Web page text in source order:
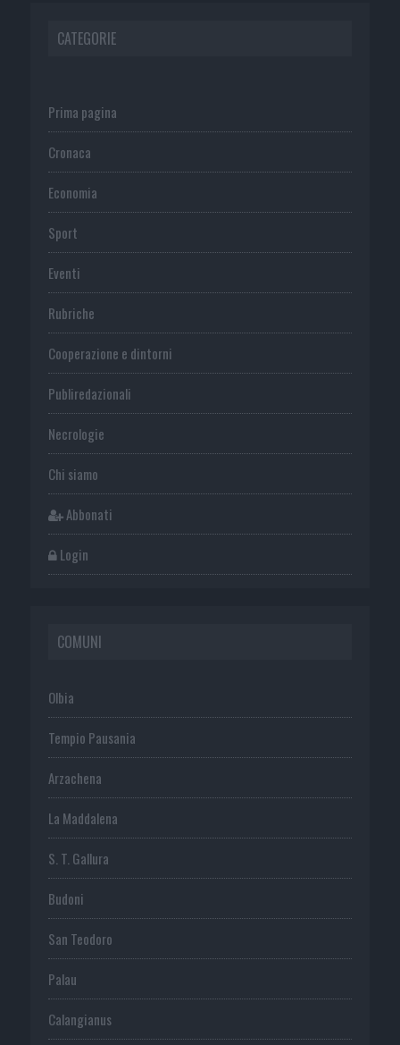
CATEGORIE
Prima pagina
Cronaca
Economia
Sport
Eventi
Rubriche
Cooperazione e dintorni
Publiredazionali
Necrologie
Chi siamo
Abbonati
Login
COMUNI
Olbia
Tempio Pausania
Arzachena
La Maddalena
S. T. Gallura
Budoni
San Teodoro
Palau
Calangianus